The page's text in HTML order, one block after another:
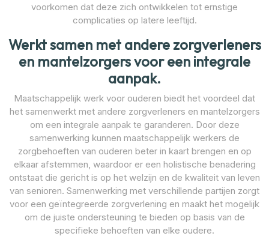
voorkomen dat deze zich ontwikkelen tot ernstige
complicaties op latere leeftijd.
Werkt samen met andere zorgverleners
en mantelzorgers voor een integrale
aanpak.
Maatschappelijk werk voor ouderen biedt het voordeel dat
het samenwerkt met andere zorgverleners en mantelzorgers
om een integrale aanpak te garanderen. Door deze
samenwerking kunnen maatschappelijk werkers de
zorgbehoeften van ouderen beter in kaart brengen en op
elkaar afstemmen, waardoor er een holistische benadering
ontstaat die gericht is op het welzijn en de kwaliteit van leven
van senioren. Samenwerking met verschillende partijen zorgt
voor een geïntegreerde zorgverlening en maakt het mogelijk
om de juiste ondersteuning te bieden op basis van de
specifieke behoeften van elke oudere.